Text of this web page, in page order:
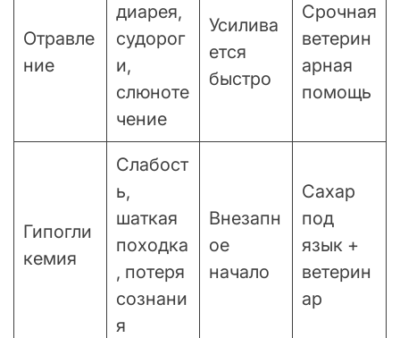
Отравле
ние
диарея,
судорог
и,
слюноте
чение
Усилива
ется
быстро
Срочная
ветерин
арная
помощь
Гипогли
кемия
Слабост
ь,
шаткая
походка
, потеря
сознани
я
Внезапн
ое
начало
Сахар
под
язык +
ветерин
ар